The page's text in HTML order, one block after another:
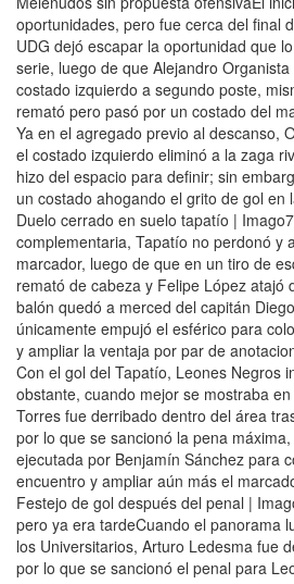
oportunidades, pero fue cerca del final
UDG dejó escapar la oportunidad que
serie, luego de que Alejandro
costado izquierdo a segundo poste,
remató pero pasó por un costado del
Ya en el agregado previo al descanso,
el costado izquierdo eliminó a la zaga
hizo del espacio para definir; sin
un costado ahogando el grito de gol en
Duelo cerrado en suelo tapatío |
complementaria, Tapatío no perdonó y
marcador, luego de que en un tiro de
remató de cabeza y Felipe López atajó
balón quedó a merced del capitán
únicamente empujó el esférico para
y ampliar la ventaja por par de
Con el gol del Tapatío, Leones Negros
obstante, cuando mejor se mostraba
Torres fue derribado dentro del área
por lo que se sancionó la pena
ejecutada por Benjamín Sánchez para
encuentro y ampliar aún más el
Festejo de gol después del penal |
pero ya era tardeCuando el panorama
los Universitarios, Arturo Ledesma fue
por lo que se sancionó el penal para